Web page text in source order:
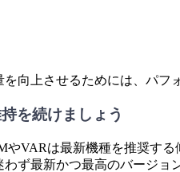
向上させるためには、パ
を続けましょう
VARは最新機種を推奨す
ず最新かつ最高のバージョ